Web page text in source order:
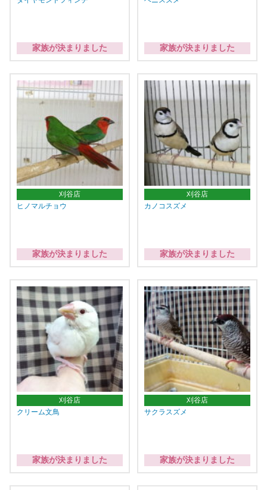
家族が決まりました 家族が決まりました
刈谷店
ヒノマルチョウ
家族が決まりました
刈谷店
カノコスズメ
家族が決まりました
刈谷店
クリーム文鳥
家族が決まりました
刈谷店
サクラスズメ
家族が決まりました